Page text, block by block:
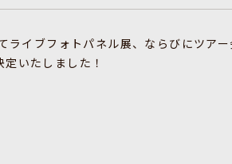
イブフォトパネル展、ならびにツア
いたしました！